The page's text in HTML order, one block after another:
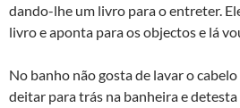
dando-lhe um livro para o entreter.
livro e aponta para os objectos e lá
No banho não gosta de lavar o
deitar para trás na banheira e